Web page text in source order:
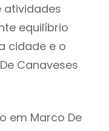
atividades
equilíbrio
cidade e o
Canaveses
em Marco De